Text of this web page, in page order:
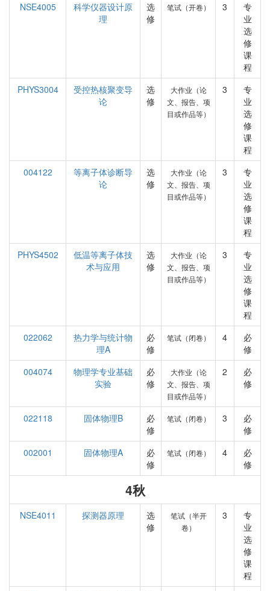
NSE4005
科学仪器设计原
理
选
修
笔试（开卷） 3
专
业
选
修
课
程
PHYS3004
受控热核聚变导
论
选
修
大作业（论
文、报告、项
目或作品等）
3
专
业
选
修
课
程
004122
等离子体诊断导
论
选
修
大作业（论
文、报告、项
目或作品等）
3
专
业
选
修
课
程
PHYS4502
低温等离子体技
术与应用
选
修
大作业（论
文、报告、项
目或作品等）
3
专
业
选
修
课
程
022062
热力学与统计物
理A
必
修
笔试（闭卷） 4
必
修
004074
物理学专业基础
实验
必
修
大作业（论
文、报告、项
目或作品等）
2
必
修
022118 固体物理B
必
修
笔试（闭卷） 3
必
修
002001
固体物理A
必
修
笔试（闭卷） 4
必
修
4秋
NSE4011 探测器原理
选
修
笔试（半开
卷）
3
专
业
选
修
课
程